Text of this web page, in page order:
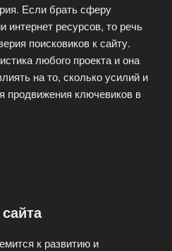
Если брать сферу
интернет ресурсов, то речь
поисковиков к сайту.
любого проекта и она
на то, сколько усилий и
продвижения ключевиков в
к развитию и